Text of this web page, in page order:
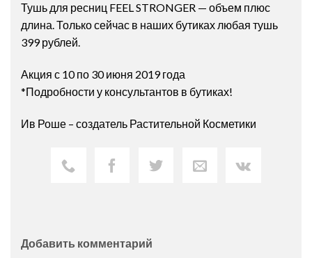
Тушь для ресниц FEEL STRONGER — объем плюс
длина. Только сейчас в наших бутиках любая тушь
399 рублей.
Акция с 10 по 30 июня 2019 года
*Подробности у консультантов в бутиках!
Ив Роше – создатель Растительной Косметики
Добавить комментарий